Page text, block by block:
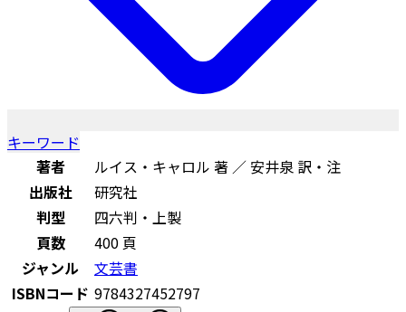
キーワード
著者
ルイス・キャロル 著 ／ 安井泉 訳・注
出版社
研究社
判型
四六判・上製
頁数
400 頁
ジャンル
文芸書
ISBNコード 9784327452797